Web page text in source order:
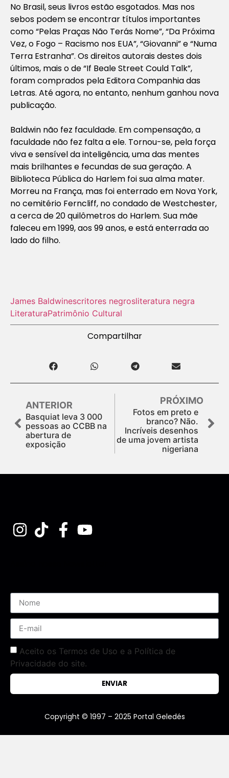
No Brasil, seus livros estão esgotados. Mas nos
sebos podem se encontrar títulos importantes
como “Pelas Praças Não Terás Nome”, “Da Próxima
Vez, o Fogo – Racismo nos EUA”, “Giovanni” e “Numa
Terra Estranha”. Os direitos autorais destes dois
últimos, mais o de “If Beale Street Could Talk”,
foram comprados pela Editora Companhia das
Letras. Até agora, no entanto, nenhum ganhou nova
publicação.
Baldwin não fez faculdade. Em compensação, a
faculdade não fez falta a ele. Tornou-se, pela força
viva e sensível da inteligência, uma das mentes
mais brilhantes e fecundas de sua geração. A
Biblioteca Pública do Harlem foi sua alma mater.
Morreu na França, mas foi enterrado em Nova York,
no cemitério Ferncliff, no condado de Westchester,
a cerca de 20 quilômetros do Harlem. Sua mãe
faleceu em 1999, aos 99 anos, e está enterrada ao
lado do filho.
James Baldwinescritores negrosliteratura negra
LiteraturaPatrimônio Cultural
Compartilhar
ANTERIOR
Basquiat leva 3 000
pessoas ao CCBB na
abertura de
exposição
PRÓXIMO
Fotos em preto e
branco? Não.
Incríveis desenhos
de uma jovem artista
nigeriana
Aceito os Termos de Uso e a Política de
Privacidade do site.
ENVIAR
Copyright © 1997 – 2025 Portal Geledés